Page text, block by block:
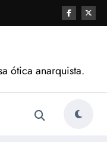
ótica anarquista.